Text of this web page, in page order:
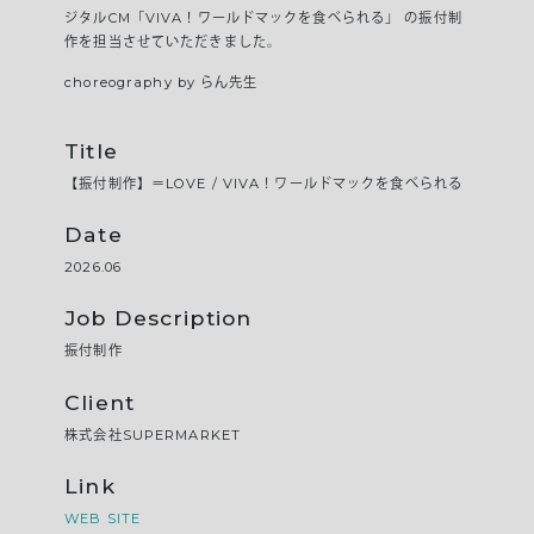
ジタルCM「VIVA！ワールドマックを食べられる」 の振付制
作を担当させていただきました。
choreography by らん先生
Title
【振付制作】＝LOVE / VIVA！ワールドマックを食べられる
Date
2026.06
Job Description
振付制作
Client
株式会社SUPERMARKET
Link
WEB SITE